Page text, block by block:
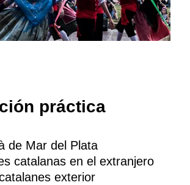
práctica
de Mar del Plata
catalanas en el extranjero
exterior